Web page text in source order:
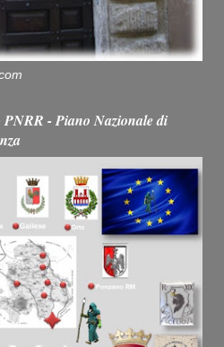
- Piano Nazionale di